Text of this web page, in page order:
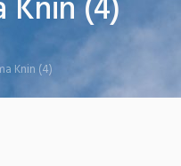
Knin (4)
Knin (4)